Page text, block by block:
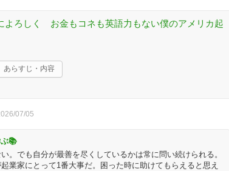
よろしく お金もコネも英語力もない僕のアメリカ起
あらすじ・内容
07/05
📚
。でも自分が最善を尽くしているかは常に問い続けられる。
業家にとって1番大事だ。困った時に助けてもらえると思え